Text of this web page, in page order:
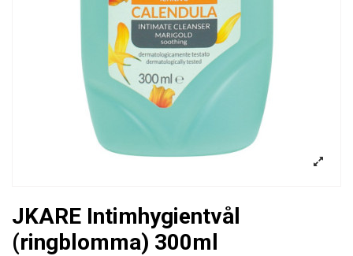
JKARE Intimhygientvål
(ringblomma) 300ml